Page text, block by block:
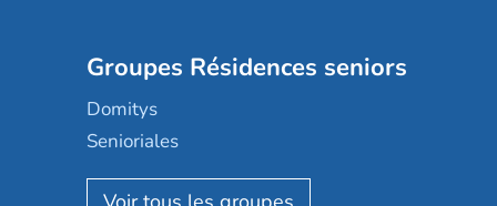
Groupes Résidences seniors
Domitys
Senioriales
Nohée